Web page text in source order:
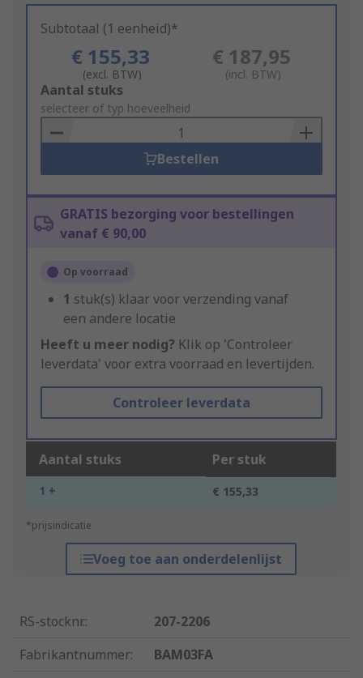
Subtotaal (1 eenheid)*
€ 155,33
(excl. BTW)
€ 187,95
(incl. BTW)
Add
to
Basket
Aantal stuks
selecteer of typ hoeveelheid
Bestellen
GRATIS bezorging voor bestellingen
vanaf € 90,00
Op voorraad
1 stuk(s) klaar voor verzending vanaf
een andere locatie
Heeft u meer nodig? Klik op 'Controleer
leverdata' voor extra voorraad en levertijden.
Controleer leverdata
Aantal stuks Per stuk
1 + € 155,33
*prijsindicatie
Voeg toe aan onderdelenlijst
RS-stocknr.:
207-2206
Fabrikantnummer:
BAM03FA